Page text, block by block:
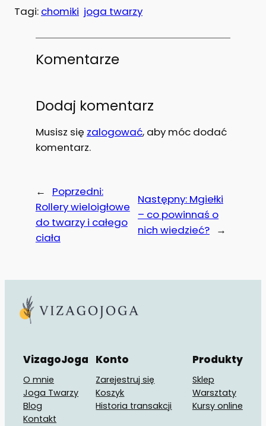
Tagi: chomiki joga twarzy
Komentarze
Dodaj komentarz
Musisz się zalogować, aby móc dodać
komentarz.
←
Poprzedni:
Rollery wieloigłowe
do twarzy i całego
ciała
Następny: Mgiełki
– co powinnaś o
nich wiedzieć? →
VizagoJoga
O mnie
Joga Twarzy
Blog
Kontakt
Konto
Zarejestruj się
Koszyk
Historia transakcji
Produkty
Sklep
Warsztaty
Kursy online